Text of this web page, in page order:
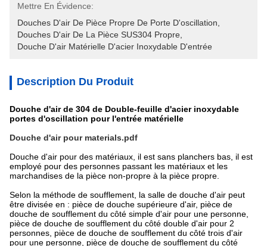
Mettre En Évidence:
Douches D'air De Pièce Propre De Porte D'oscillation
Douches D'air De La Pièce SUS304 Propre
Douche D'air Matérielle D'acier Inoxydable D'entrée
Description Du Produit
Douche d'air de 304 de Double-feuille d'acier inoxydable
portes d'oscillation pour l'entrée matérielle
Douche d'air pour materials.pdf
Douche d'air pour des matériaux, il est sans planchers bas, il est
employé pour des personnes passant les matériaux et les
marchandises de la pièce non-propre à la pièce propre.
Selon la méthode de soufflement, la salle de douche d'air peut
être divisée en : pièce de douche supérieure d'air, pièce de
douche de soufflement du côté simple d'air pour une personne,
pièce de douche de soufflement du côté double d'air pour 2
personnes, pièce de douche de soufflement du côté trois d'air
pour une personne, pièce de douche de soufflement du côté